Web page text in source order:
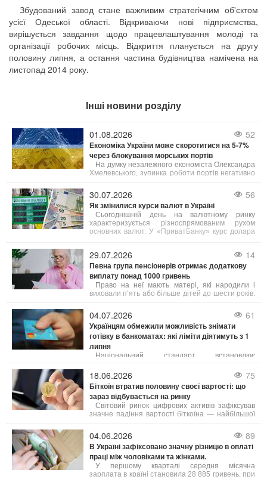
Збудований завод стане важливим стратегічним об'єктом
усієї Одеської області. Відкриваючи нові підприємства,
вирішується завдання щодо працевлаштування молоді та
організації робочих місць. Відкриття планується на другу
половину липня, а остання частина будівництва намічена на
листопад 2014 року.
Інші новини розділу
01.08.2026 52
Економіка України може скоротитися на 5-7%
через блокування морських портів
На думку незалежного економіста Олександра
Хмелевського, зупинка роботи портів негативно
країни, що призведе до зменшення бюджетних
надходжень та зниження добробуту населення.
30.07.2026 56
Як змінилися курси валют в Україні
Сьогоднішній день на валютному ринку
характеризується різноспрямованим рухом
основних валют. У «ПриватБанку» курс долара
зафіксувавшись на позначці 45,05 грн.
29.07.2026 14
Певна група пенсіонерів отримає додаткову
виплату понад 1000 гривень
Право на неї мають матері, які народили і
виховали п’ять або більше дітей до шести років.
Каналі, під вихованням розуміють як рідних, так і
усиновлених дітей.
04.07.2026 61
Українцям обмежили можливість знімати
готівку в банкоматах: які ліміти діятимуть з 1
липня
Національний стандарт встановлює
тисяч гривень з одного банківського рахунку. Це
обмеження стосується як операцій через
банкомати, так і отримання грошей у касах
банків.
18.06.2026 75
Біткоїн втратив половину своєї вартості: що
зараз відбувається на ринку
Світовий ринок цифрових активів зафіксував
значне падіння вартості біткоїна — найбільшої
своїм абсолютним рекордом, встановленим 5
жовтня 2025 року на рівні 125 245,57 доларів,
ціна біткоїна знизилася вдвічі і наблизилася до
важливої психологічної межі.
04.06.2026 89
В Україні зафіксовано значну різницю в оплаті
праці між чоловіками та жінками.
У першому кварталі середня місячна
зарплата в країні становила 28 885 гривень, при